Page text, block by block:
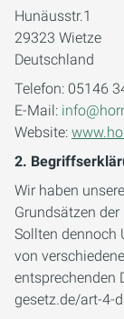
Hunäusstr.1
29323 Wietze
Deutschland
Telefon: 05146
E-Mail:
Website:
2.
Wir haben
Grundsätzen
Sollten dennoch
von
entsprechenden
gesetz.de/art-4-